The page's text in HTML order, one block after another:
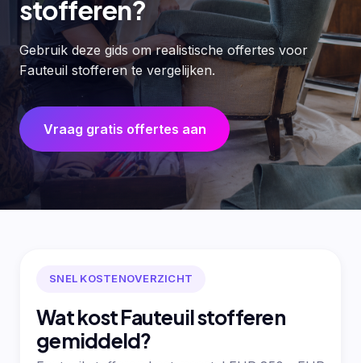
stofferen?
Gebruik deze gids om realistische offertes voor
Fauteuil stofferen te vergelijken.
Vraag gratis offertes aan
SNEL KOSTENOVERZICHT
Wat kost Fauteuil stofferen
gemiddeld?